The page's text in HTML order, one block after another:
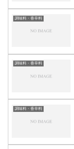
調味料・香辛料
調味料・香辛料
調味料・香辛料